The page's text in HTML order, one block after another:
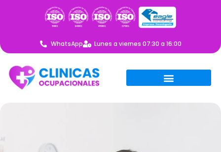
WhatsApp Lunes a viernes 07:30 a 16:00